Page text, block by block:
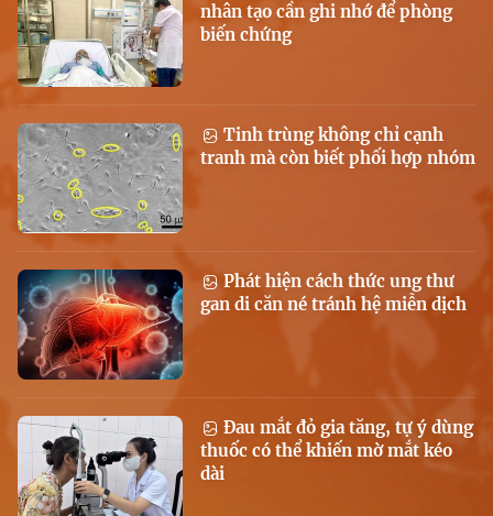
nhân tạo cần ghi nhớ để phòng
biến chứng
Tinh trùng không chỉ cạnh
tranh mà còn biết phối hợp nhóm
Phát hiện cách thức ung thư
gan di căn né tránh hệ miễn dịch
Đau mắt đỏ gia tăng, tự ý dùng
thuốc có thể khiến mờ mắt kéo
dài